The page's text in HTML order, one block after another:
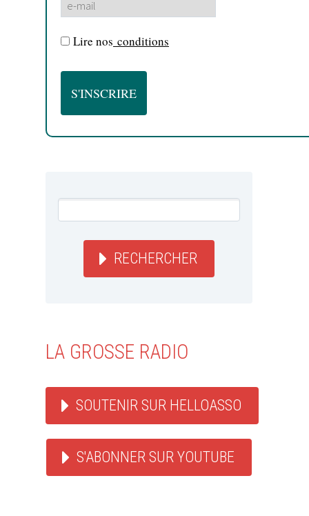
Lire nos conditions
RECHERCHER
LA GROSSE RADIO
SOUTENIR SUR HELLOASSO
S'ABONNER SUR YOUTUBE